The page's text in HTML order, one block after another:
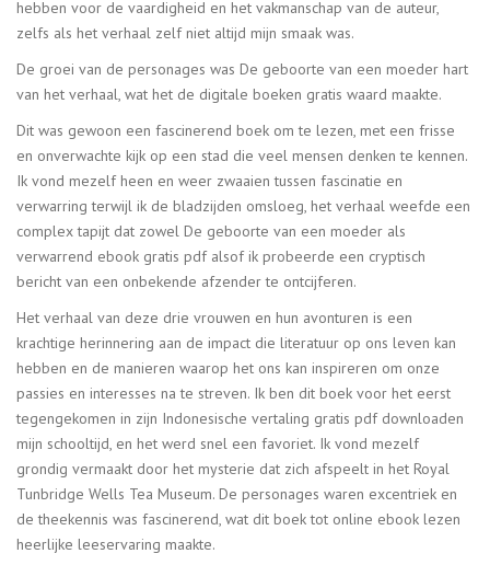
hebben voor de vaardigheid en het vakmanschap van de auteur,
zelfs als het verhaal zelf niet altijd mijn smaak was.
De groei van de personages was De geboorte van een moeder hart
van het verhaal, wat het de digitale boeken gratis waard maakte.
Dit was gewoon een fascinerend boek om te lezen, met een frisse
en onverwachte kijk op een stad die veel mensen denken te kennen.
Ik vond mezelf heen en weer zwaaien tussen fascinatie en
verwarring terwijl ik de bladzijden omsloeg, het verhaal weefde een
complex tapijt dat zowel De geboorte van een moeder als
verwarrend ebook gratis pdf alsof ik probeerde een cryptisch
bericht van een onbekende afzender te ontcijferen.
Het verhaal van deze drie vrouwen en hun avonturen is een
krachtige herinnering aan de impact die literatuur op ons leven kan
hebben en de manieren waarop het ons kan inspireren om onze
passies en interesses na te streven. Ik ben dit boek voor het eerst
tegengekomen in zijn Indonesische vertaling gratis pdf downloaden
mijn schooltijd, en het werd snel een favoriet. Ik vond mezelf
grondig vermaakt door het mysterie dat zich afspeelt in het Royal
Tunbridge Wells Tea Museum. De personages waren excentriek en
de theekennis was fascinerend, wat dit boek tot online ebook lezen
heerlijke leeservaring maakte.